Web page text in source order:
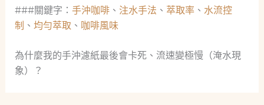
###關鍵字： 手沖咖啡、 注水手法 、 萃取率、 水流控
制 、 均勻萃取 、 咖啡風味
為什麼我的手沖濾紙最後會卡死、流速變極慢（淹水現
象）？